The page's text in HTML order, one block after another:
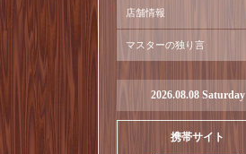
店舗情報
マスターの独り言
2026.08.08 Saturday
携帯サイト